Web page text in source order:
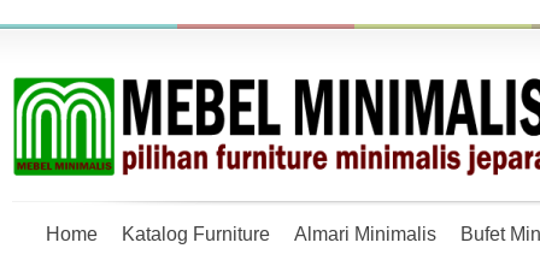
Home Katalog Furniture Almari Minimalis Bufet